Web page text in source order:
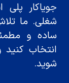
جویاکار
شغلی. ما
ساده و
انتخاب
شوید.